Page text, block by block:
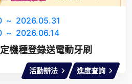
~ 2026.05.31
~ 2026.06.14
機種登錄送電動牙刷
活動辦法 進度查詢